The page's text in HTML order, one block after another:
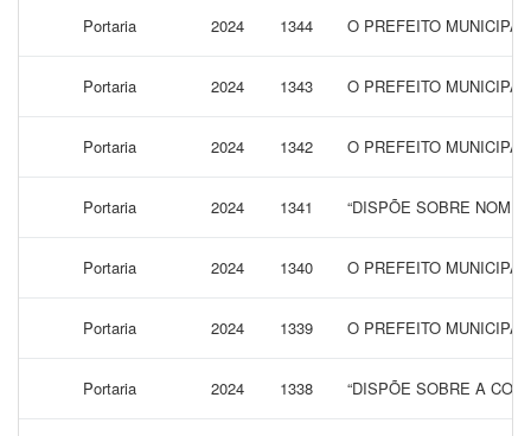
Portaria 2024 1344 O PREFEITO
Portaria 2024 1343 O PREFEITO
Portaria 2024 1342 O PREFEITO
Portaria 2024 1341 “DISPÕE SOBRE
Portaria 2024 1340 O PREFEITO
Portaria 2024 1339 O PREFEITO
Portaria 2024 1338 “DISPÕE SOBRE A